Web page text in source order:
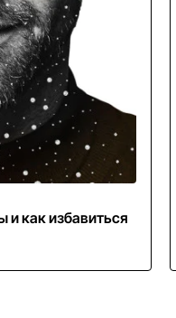
и как избавиться